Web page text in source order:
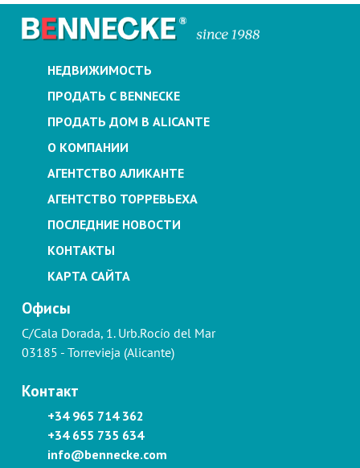
НЕДВИЖИМОСТЬ
ПРОДАТЬ С BENNECKE
ПРОДАТЬ ДОМ В ALICANTE
О КОМПАНИИ
АГЕНТСТВО АЛИКАНТЕ
АГЕНТСТВО ТОРРЕВЬЕХА
ПОСЛЕДНИЕ НОВОСТИ
КОНТАКТЫ
КАРТА САЙТА
Офисы
C/Cala Dorada, 1. Urb.Rocío del Mar
03185 - Torrevieja (Alicante)
Контакт
+34 965 714 362
+34 655 735 634
info@bennecke.com